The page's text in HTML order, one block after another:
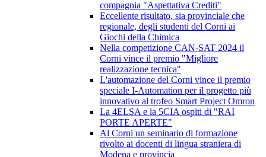
compagnia "Aspettativa Crediti"
Eccellente risultato, sia provinciale che
regionale, degli studenti del Corni ai
Giochi della Chimica
Nella competizione CAN-SAT 2024 il
Corni vince il premio "Migliore
realizzazione tecnica"
L'automazione del Corni vince il premio
speciale I-Automation per il progetto più
innovativo al trofeo Smart Project Omron
La 4ELSA e la 5CIA ospiti di "RAI
PORTE APERTE"
Al Corni un seminario di formazione
rivolto ai docenti di lingua straniera di
Modena e provincia